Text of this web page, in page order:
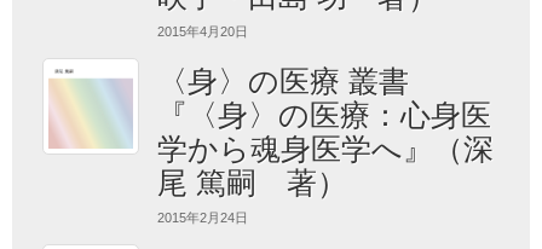
2015年4月20日
〈身〉の医療 叢書
『〈身〉の医療：心身医
学から魂身医学へ』（深
尾 篤嗣 著）
2015年2月24日